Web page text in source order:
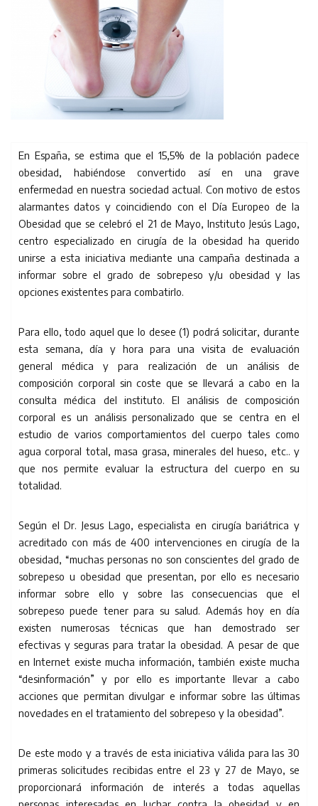
En España, se estima que el 15,5% de la población padece
obesidad, habiéndose convertido así en una grave
enfermedad en nuestra sociedad actual. Con motivo de estos
alarmantes datos y coincidiendo con el Día Europeo de la
Obesidad que se celebró el 21 de Mayo, Instituto Jesús Lago,
centro especializado en cirugía de la obesidad ha querido
unirse a esta iniciativa mediante una campaña destinada a
informar sobre el grado de sobrepeso y/u obesidad y las
opciones existentes para combatirlo.
Para ello, todo aquel que lo desee (1) podrá solicitar, durante
esta semana, día y hora para una visita de evaluación
general médica y para realización de un análisis de
composición corporal sin coste que se llevará a cabo en la
consulta médica del instituto. El análisis de composición
corporal es un análisis personalizado que se centra en el
estudio de varios comportamientos del cuerpo tales como
agua corporal total, masa grasa, minerales del hueso, etc.. y
que nos permite evaluar la estructura del cuerpo en su
totalidad.
Según el Dr. Jesus Lago, especialista en cirugía bariátrica y
acreditado con más de 400 intervenciones en cirugía de la
obesidad, “muchas personas no son conscientes del grado de
sobrepeso u obesidad que presentan, por ello es necesario
informar sobre ello y sobre las consecuencias que el
sobrepeso puede tener para su salud. Además hoy en día
existen numerosas técnicas que han demostrado ser
efectivas y seguras para tratar la obesidad. A pesar de que
en Internet existe mucha información, también existe mucha
“desinformación” y por ello es importante llevar a cabo
acciones que permitan divulgar e informar sobre las últimas
novedades en el tratamiento del sobrepeso y la obesidad”.
De este modo y a través de esta iniciativa válida para las 30
primeras solicitudes recibidas entre el 23 y 27 de Mayo, se
proporcionará información de interés a todas aquellas